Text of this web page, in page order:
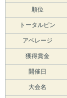
順位
トータルピン
アベレージ
獲得賞金
開催日
大会名